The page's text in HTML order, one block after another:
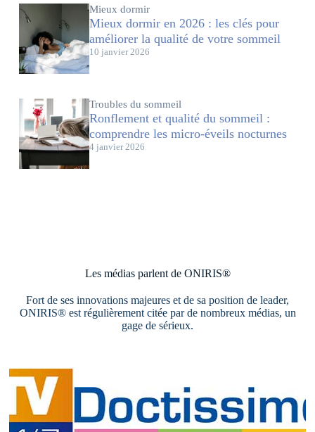
Mieux dormir
Mieux dormir en 2026 : les clés pour
améliorer la qualité de votre sommeil
10 janvier 2026
Troubles du sommeil
Ronflement et qualité du sommeil :
comprendre les micro-éveils nocturnes
4 janvier 2026
Les médias parlent de ONIRIS®
Fort de ses innovations majeures et de sa position de leader,
ONIRIS® est régulièrement citée par de nombreux médias, un
gage de sérieux.